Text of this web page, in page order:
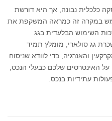
כלכלית נבונה, אך היא דורשת
במקרה זה כמראה המשקפת את
השימוש הבלעדית בגג
גג סולארי, מומלץ תמיד
והאנרגיה, כדי לוודא שניסוח
על האינטרסים שלכם כבעלי הנכס,
עתידיות בנכס.